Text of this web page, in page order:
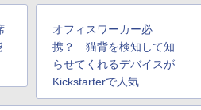
オフィスワーカー必
携？ 猫背を検知して知
らせてくれるデバイスが
Kickstarterで人気